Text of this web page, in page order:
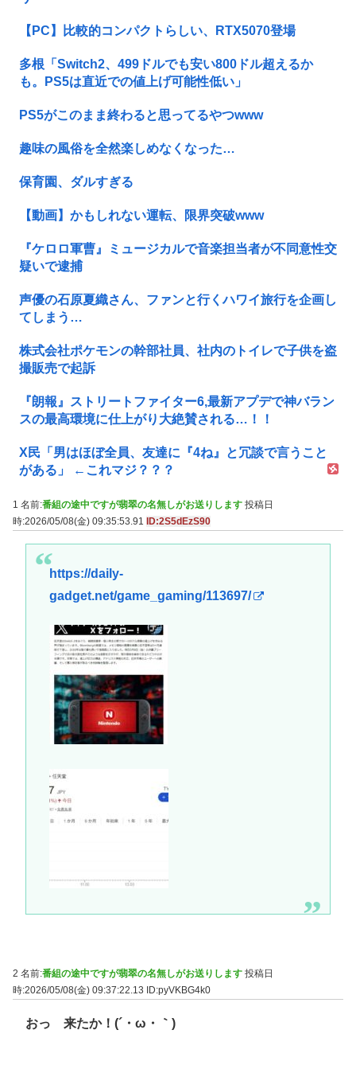
【PC】比較的コンパクトらしい、RTX5070登場
多根「Switch2、499ドルでも安い800ドル超えるか
も。PS5は直近での値上げ可能性低い」
PS5がこのまま終わると思ってるやつwww
趣味の風俗を全然楽しめなくなった…
保育園、ダルすぎる
【動画】かもしれない運転、限界突破www
『ケロロ軍曹』ミュージカルで音楽担当者が不同意性交
疑いで逮捕
声優の石原夏織さん、ファンと行くハワイ旅行を企画し
てしまう…
株式会社ポケモンの幹部社員、社内のトイレで子供を盗
撮販売で起訴
『朗報』ストリートファイター6,最新アプデで神バラン
スの最高環境に仕上がり大絶賛される…！！
X民「男はほぼ全員、友達に『4ね』と冗談で言うこと
がある」 ←これマジ？？？
1 名前:番組の途中ですが翡翠の名無しがお送りします 投稿日
時:2026/05/08(金) 09:35:53.91
ID:2S5dEzS90
https://daily-
gadget.net/game_gaming/113697/
2 名前:番組の途中ですが翡翠の名無しがお送りします 投稿日
時:2026/05/08(金) 09:37:22.13 ID:pyVKBG4k0
おっ 来たか！(´・ω・｀)